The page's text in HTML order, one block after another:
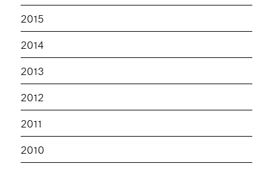
2015
2014
2013
2012
2011
2010